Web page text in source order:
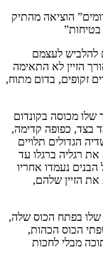
הוציאה מהתיק
להלביש לעצמם
הזיין לא התאימה
זקופים, בדום מתוח,
שלו מכוסה בקונדום
בצד, כפופה קדימה,
הגדולים תלויים
רגליה ברגלו עד
נעמדו אחריו
הזיין שלהם,
שלו בפתח הכוס שלה,
הכוס הכהות,
מבלי לחכות